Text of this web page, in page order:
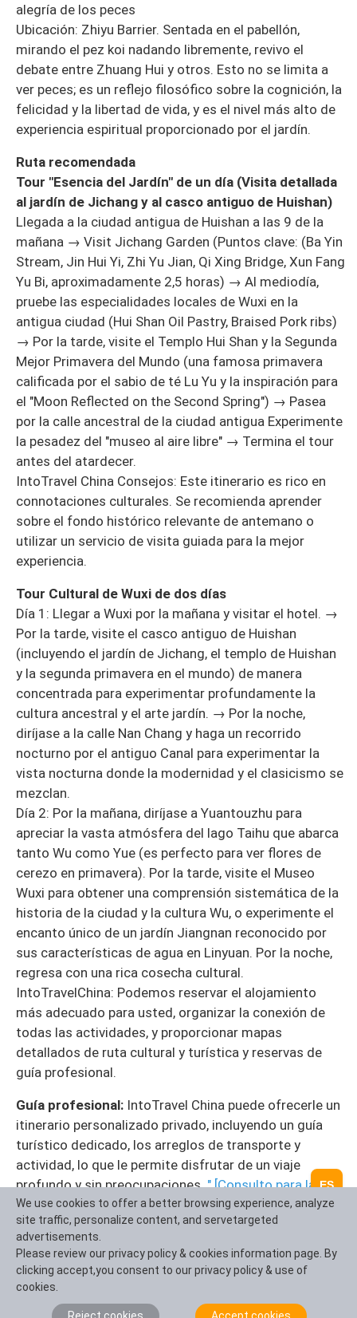
alegría de los peces
Ubicación: Zhiyu Barrier. Sentada en el pabellón,
mirando el pez koi nadando libremente, revivo el
debate entre Zhuang Hui y otros. Esto no se limita a
ver peces; es un reflejo filosófico sobre la cognición, la
felicidad y la libertad de vida, y es el nivel más alto de
experiencia espiritual proporcionado por el jardín.
Ruta recomendada
Tour "Esencia del Jardín" de un día (Visita detallada
al jardín de Jichang y al casco antiguo de Huishan)
Llegada a la ciudad antigua de Huishan a las 9 de la
mañana → Visit Jichang Garden (Puntos clave: (Ba Yin
Stream, Jin Hui Yi, Zhi Yu Jian, Qi Xing Bridge, Xun Fang
Yu Bi, aproximadamente 2,5 horas) → Al mediodía,
pruebe las especialidades locales de Wuxi en la
antigua ciudad (Hui Shan Oil Pastry, Braised Pork ribs)
→ Por la tarde, visite el Templo Hui Shan y la Segunda
Mejor Primavera del Mundo (una famosa primavera
calificada por el sabio de té Lu Yu y la inspiración para
el "Moon Reflected on the Second Spring") → Pasea
por la calle ancestral de la ciudad antigua Experimente
la pesadez del "museo al aire libre" → Termina el tour
antes del atardecer.
IntoTravel China Consejos: Este itinerario es rico en
connotaciones culturales. Se recomienda aprender
sobre el fondo histórico relevante de antemano o
utilizar un servicio de visita guiada para la mejor
experiencia.
Tour Cultural de Wuxi de dos días
Día 1: Llegar a Wuxi por la mañana y visitar el hotel. →
Por la tarde, visite el casco antiguo de Huishan
(incluyendo el jardín de Jichang, el templo de Huishan
y la segunda primavera en el mundo) de manera
concentrada para experimentar profundamente la
cultura ancestral y el arte jardín. → Por la noche,
diríjase a la calle Nan Chang y haga un recorrido
nocturno por el antiguo Canal para experimentar la
vista nocturna donde la modernidad y el clasicismo se
mezclan.
Día 2: Por la mañana, diríjase a Yuantouzhu para
apreciar la vasta atmósfera del lago Taihu que abarca
tanto Wu como Yue (es perfecto para ver flores de
cerezo en primavera). Por la tarde, visite el Museo
Wuxi para obtener una comprensión sistemática de la
historia de la ciudad y la cultura Wu, o experimente el
encanto único de un jardín Jiangnan reconocido por
sus características de agua en Linyuan. Por la noche,
regresa con una rica cosecha cultural.
IntoTravelChina: Podemos reservar el alojamiento
más adecuado para usted, organizar la conexión de
todas las actividades, y proporcionar mapas
detallados de ruta cultural y turística y reservas de
guía profesional.
Guía profesional: IntoTravel China puede ofrecerle un
itinerario personalizado privado, incluyendo un guía
turístico dedicado, los arreglos de transporte y
actividad, lo que le permite disfrutar de un viaje
profundo y sin preocupaciones." [Consulto para la
Personalización Ahora]
4-Day Shanghai and Nanjing Trip
ES
We use cookies to offer a better browsing experience, analyze
site traffic, personalize content, and servetargeted
advertisements.
Please review our privacy policy & cookies information page. By
clicking accept,you consent to our privacy policy & use of
cookies.